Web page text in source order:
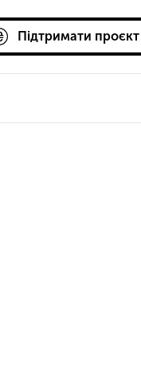
Підтримати проєкт